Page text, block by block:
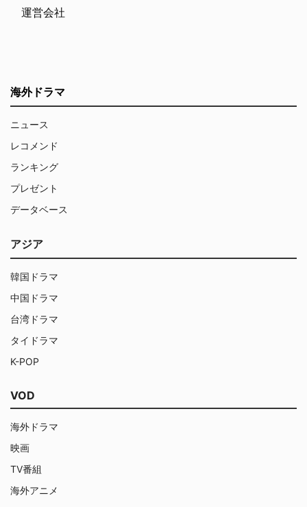
運営会社
海外ドラマ
ニュース
レコメンド
ランキング
プレゼント
データベース
アジア
韓国ドラマ
中国ドラマ
台湾ドラマ
タイドラマ
K-POP
VOD
海外ドラマ
映画
TV番組
海外アニメ